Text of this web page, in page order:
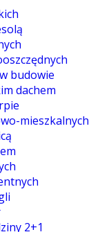
budowie
dachem
mieszkalnych
2+1